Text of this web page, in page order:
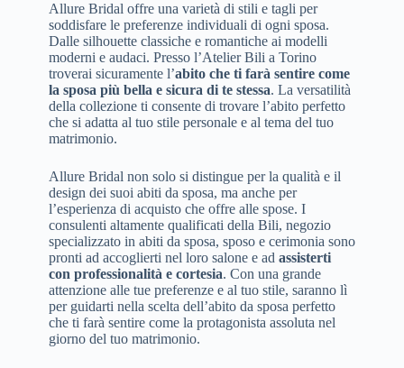
Allure Bridal offre una varietà di stili e tagli per
soddisfare le preferenze individuali di ogni sposa.
Dalle silhouette classiche e romantiche ai modelli
moderni e audaci. Presso l’Atelier Bili a Torino
troverai sicuramente l’abito che ti farà sentire come
la sposa più bella e sicura di te stessa. La versatilità
della collezione ti consente di trovare l’abito perfetto
che si adatta al tuo stile personale e al tema del tuo
matrimonio.
Allure Bridal non solo si distingue per la qualità e il
design dei suoi abiti da sposa, ma anche per
l’esperienza di acquisto che offre alle spose. I
consulenti altamente qualificati della Bili, negozio
specializzato in abiti da sposa, sposo e cerimonia sono
pronti ad accoglierti nel loro salone e ad assisterti
con professionalità e cortesia. Con una grande
attenzione alle tue preferenze e al tuo stile, saranno lì
per guidarti nella scelta dell’abito da sposa perfetto
che ti farà sentire come la protagonista assoluta nel
giorno del tuo matrimonio.